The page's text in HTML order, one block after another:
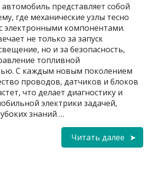
представляет собой
где механические узлы тесно
электронными компонентами.
не только за запуск
но и за безопасность,
топливной
С каждым новым поколением
проводов, датчиков и блоков
что делает диагностику и
электрики задачей,
знаний …
Читать далее